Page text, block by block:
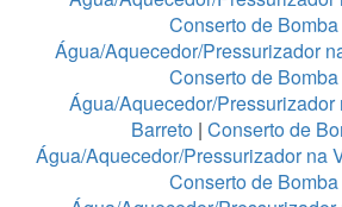
Conserto de
Água/Aquecedor/Pressurizador
Conserto de
Água/Aquecedor/
Barreto | Conserto de
Água/Aquecedor/Pressurizador na
Conserto de